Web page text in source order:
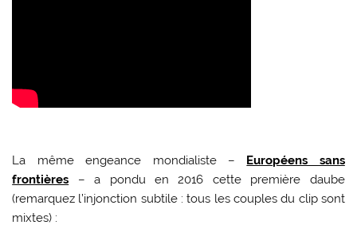
La même engeance mondialiste – Européens sans
frontières – a pondu en 2016 cette première daube
(remarquez l’injonction subtile : tous les couples du clip sont
mixtes) :